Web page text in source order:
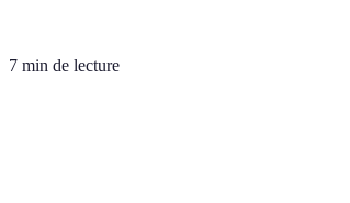
7 min de lecture